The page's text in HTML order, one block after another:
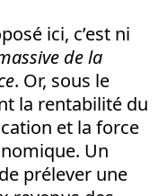
ici, c’est ni
de la
. Or, sous le
la rentabilité du
et la force
Un
prélever une